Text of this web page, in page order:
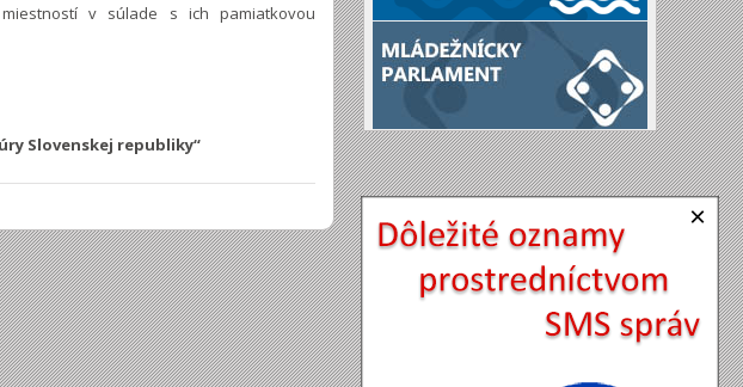
v súlade s ich pamiatkovou
Slovenskej republiky“
×